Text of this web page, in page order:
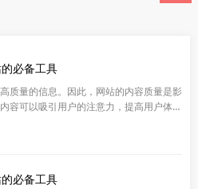
必备工具
质量的信息。因此，网站的内容质量是影
容可以吸引用户的注意力，提高用户体验
度和权威性。
必备工具